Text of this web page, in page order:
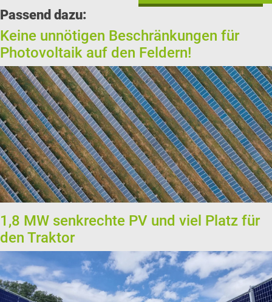
Passend dazu:
Keine unnötigen Beschränkungen für
Photovoltaik auf den Feldern!
1,8 MW senkrechte PV und viel Platz für
den Traktor